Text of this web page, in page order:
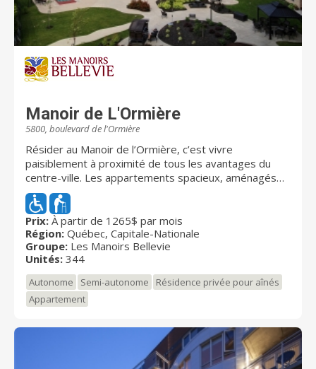
Manoir de L'Ormière
5800, boulevard de l'Ormière
Résider au Manoir de l’Ormière, c’est vivre
paisiblement à proximité de tous les avantages du
centre-ville. Les appartements spacieux, aménagés
avec goût et offrant une vue splendide sur la ville de
Québec, vous procurent confort et bien-être dans une
ambiance empreinte de jovialité et de courtoisie. Situé
près des grandes artères urbaines, le Manoir de
l’Ormière se trouve à quelques pas seulement de
nombreux services. Le Manoir de l’Ormière offre des
appartements qui conviennent à tous les besoins. Que
vous viviez seul ou en couple, vous avez le choix entre
plusieurs grandeurs qui varient du studio à
quatre ailes distinctes. On y trouve une gamme
d’éléments pratiques pour que vous puissiez y vivre
confortablement, librement et en sécurité.
Prix: À partir de 1265$ par mois
Région: Québec, Capitale-Nationale
Groupe: Les Manoirs Bellevie
Unités: 344
Autonome Semi-autonome
Résidence privée pour aînés
Appartement